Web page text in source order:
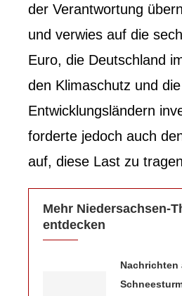
der Verantwortung
und verwies auf die
Euro, die Deutschland
den Klimaschutz und
Entwicklungsländern
forderte jedoch auch
auf, diese Last zu
Mehr Niedersachsen-
entdecken
Nachrichten